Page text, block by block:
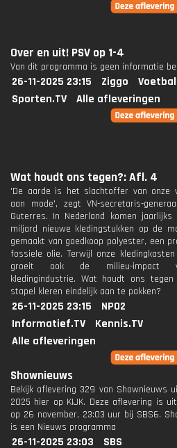
Over en uit! PSV op 1-4
Van dit programma is geen informatie
26-11-2025 23:15 Ziggo
Sporten.TV
Alle afleveringen
Wat houdt ons tegen?: Afl. 4
'De aarde is het slachtoffer van onze
aan mode', zegt VN-secretaris-
Guterres. In Nederland komen jaarlijks
miljard nieuwe kledingstukken op de
gemaakt van goedkoop polyester, een
fossiele olie. Terwijl onze
groeit ook de milieu-impact
kledingindustrie. Wat houdt ons
stapel kleren eindelijk aan te pakken?
26-11-2025 23:15
NPO2
Informatief.TV
Kennis.TV
Alle afleveringen
Shownieuws
Bekijk aflevering 329 van Shownieuws
2025 hier op KIJK. Deze aflevering is
op 26 november, 23:03 uur bij SBS6.
is een Nieuws programma
26-11-2025 23:03
SBS